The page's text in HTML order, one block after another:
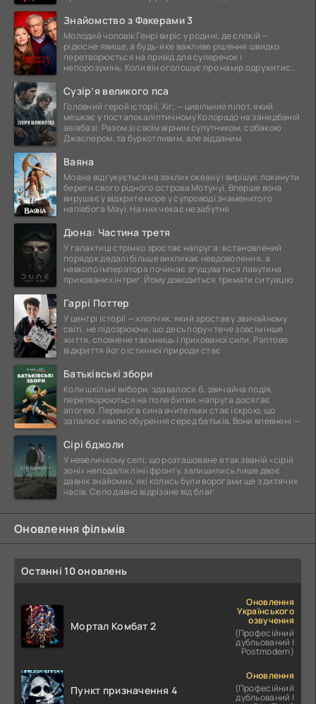
Знайомство з Факерами 3
Молодий чоловік Генрі виріс у родині, де спокій —
рідкісне явище, а будь-яке важливе рішення швидко
перетворюється на привід для суперечок і
непорозумінь. Коли він оголошує про намір одружитися,
Сузір’я великого пса
Головний герой історії, Хіг, — цивільний пілот, який
мешкає у постапокаліптичному Колорадо на занедбаній
авіабазі. Разом зі своїм вірним супутником, собакою
Джаспером, та буркотливим, але відданим
Ваяна
Моана відгукується на заклик океану і вирішує покинути
береги свого рідного острова Мотунуї. Вперше вона
вирушає у відкрите море у супроводі знаменитого
напівбога Мауї. На них чекає незабутня
Дюна: Частина третя
У галактиці стрімко зростає напруга: встановлений
порядок дедалі більше викликає невдоволення, а
навколо імператора починає згущуватися павутина
прихованих інтриг. Йому доводиться тримати ситуацію
Гаррі Поттер
У центрі історії — хлопчик, який зростав у звичайному
світі, не підозрюючи, що десь поруч тече зовсім інше
життя, сповнене таємниць і прихованої сили. Раптове
відкриття його істинної природи стає
Батьківські збори
Коли шкільні вибори, здавалося б, звичайна подія,
перетворюються на поле битви, напруга досягає
апогею. Перемога сина вчительки стає іскрою, що
запалює хвилю обурення серед батьків. Вони впевнені —
Сірі бджоли
У невеличкому селі, що розташоване в так званій «сірій
зоні» неподалік лінії фронту, залишились лише двоє
давніх знайомих, які колись були ворогами ще з дитячих
часів. Село давно відрізане від благ
Оновлення фільмів
Останні 10 оновлень
Мортал Комбат 2
Оновлення
Українського
озвучення
(Професійний
дубльований |
Postmodern)
Пункт призначення 4
Оновлення
(Професійний
дубльований |